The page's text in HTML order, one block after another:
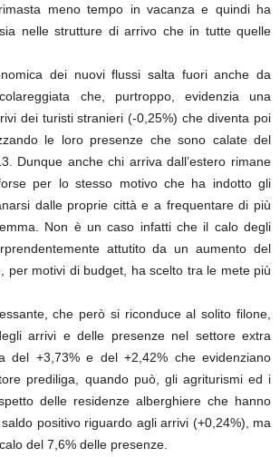
meno tempo in vacanza e quindi ha
nelle strutture di arrivo che in tutte quelle
dei nuovi flussi salta fuori anche da
che, purtroppo, evidenzia una
dei turisti stranieri (-0,25%) che diventa poi
le loro presenze che sono calate del
Dunque anche chi arriva dall’estero rimane
per lo stesso motivo che ha indotto gli
dalle proprie città e a frequentare di più
Non è un caso infatti che il calo degli
attutito da un aumento del
per motivi di budget, ha scelto tra le mete più
che però si riconduce al solito filone,
arrivi e delle presenze nel settore extra
del +3,73% e del +2,42% che evidenziano
prediliga, quando può, gli agriturismi ed i
delle residenze alberghiere che hanno
positivo riguardo agli arrivi (+0,24%), ma
del 7,6% delle presenze.